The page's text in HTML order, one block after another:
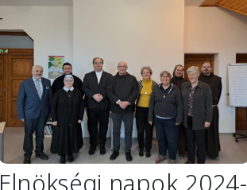
Elnökségi napok 2024-